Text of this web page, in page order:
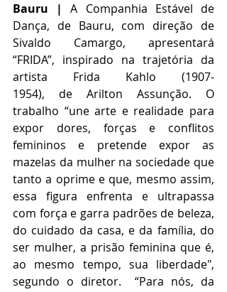
Bauru | A Companhia Estável de
Dança, de Bauru, com direção de
Sivaldo Camargo, apresentará
“FRIDA”, inspirado na trajetória da
artista Frida Kahlo (1907-
1954),
de
Arilton Assunção. O
trabalho “une arte e realidade para
expor dores, forças e conflitos
femininos e pretende expor as
mazelas da mulher na sociedade que
tanto a oprime e que, mesmo assim,
essa figura enfrenta e ultrapassa
com força e garra padrões de beleza,
do cuidado da casa, e da família, do
ser mulher, a prisão feminina que é,
ao mesmo tempo, sua liberdade",
segundo o diretor.
“Para nós, da